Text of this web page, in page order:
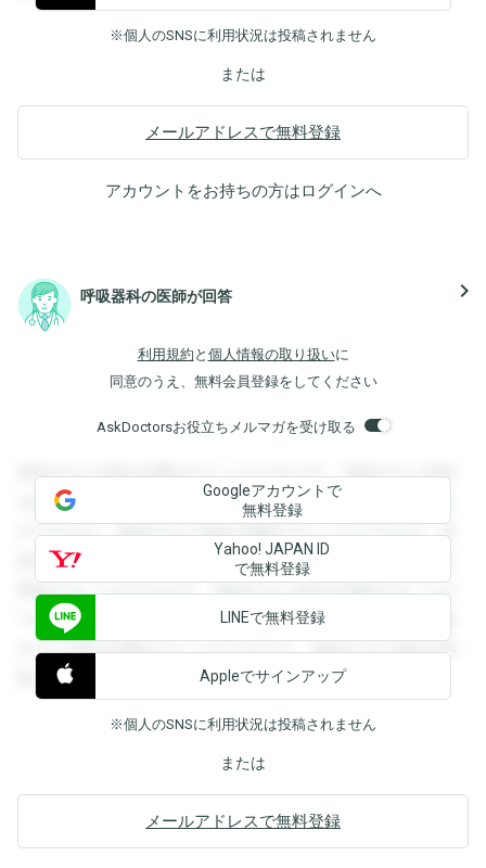
※個人のSNSに利用状況は投稿されません
または
メールアドレスで無料登録
アカウントをお持ちの方はログインへ
呼吸器科の医師が回答 navigate_next
利用規約 と 個人情報の取り扱いに
同意のうえ、無料会員登録をしてください
AskDoctorsお役立ちメルマガを受け取る
登録すると回答を閲覧することができます。登録すると回答
を閲覧することができます。登録すると回答を閲覧すること
ができます。登録すると回答を閲覧することができます。登
録すると回答を閲覧することができます。登録すると回答を
閲覧することができます。登録すると回答を閲覧することが
できます。登録すると回答を閲覧することができます。登録
すると回答を閲覧することができます。登録すると回答を閲
覧することができます。
Googleアカウントで
無料登録
Yahoo! JAPAN ID
で無料登録
LINEで無料登録
Appleでサインアップ
※個人のSNSに利用状況は投稿されません
または
メールアドレスで無料登録